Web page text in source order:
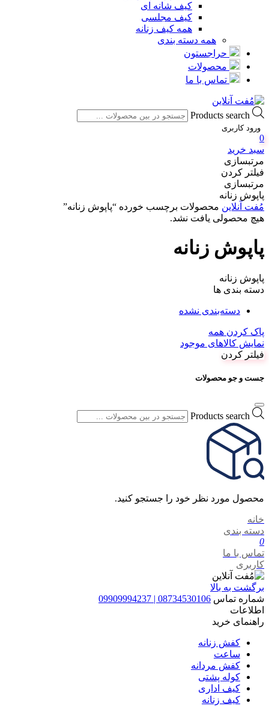
کیف شانه ای
کیف مجلسی
همه کیف زنانه
همه دسته بندی
حراجستون
محصولات
تماس با ما
Products search
ورود کاربری
0
سبد خرید
مرتبسازی
فیلتر کردن
مرتبسازی
پاپوش زنانه
مُفت آنلاین محصولات برچسب خورده “پاپوش زنانه”
هیچ محصولی یافت نشد.
پاپوش زنانه
پاپوش زنانه
دسته بندی ها
دسته‌بندی نشده
پاک کردن همه
نمایش کالاهای موجود
فیلتر کردن
جست و جو محصولات
Products search
محصول مورد نظر خود را جستجو کنید.
خانه
دسته بندی
0
تماس با ما
کاربری
برگشت به بالا
شماره تماس 08734530106 | 09909994237
اطلاعات
راهنمای خرید
کفش زنانه
ساعت
کفش مردانه
کوله پشتی
کیف اداری
کیف زنانه